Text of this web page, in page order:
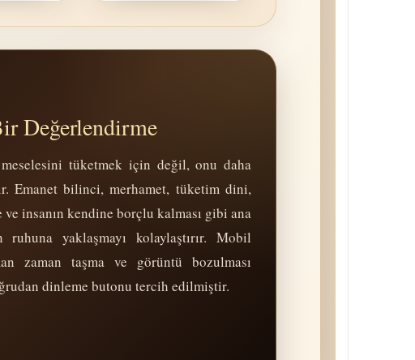
Değerlendirme
tüketmek için değil, onu daha
Emanet bilinci, merhamet, tüketim dini,
insanın kendine borçlu kalması gibi ana
yaklaşmayı kolaylaştırır. Mobil
zaman taşma ve görüntü bozulması
dinleme butonu tercih edilmiştir.